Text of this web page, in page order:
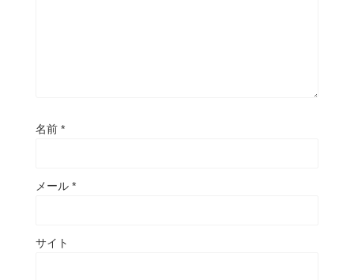
名前 *
メール *
サイト